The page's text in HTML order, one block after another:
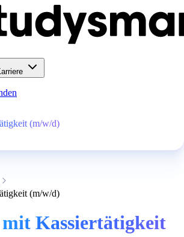
(m/w/d)
(m/w/d)
Kassiertätigkeit